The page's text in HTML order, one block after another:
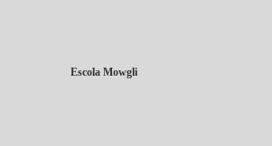
Escola Mowgli